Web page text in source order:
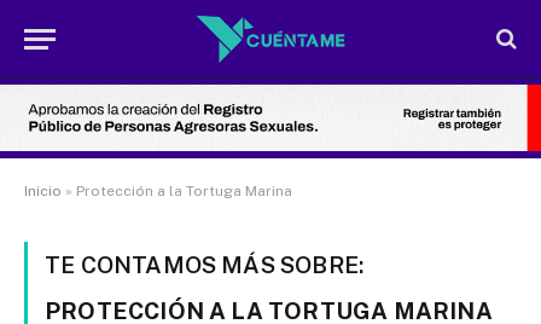
Inicio » Protección a la Tortuga Marina
TE CONTAMOS MÁS SOBRE:
PROTECCIÓN A LA TORTUGA MARINA